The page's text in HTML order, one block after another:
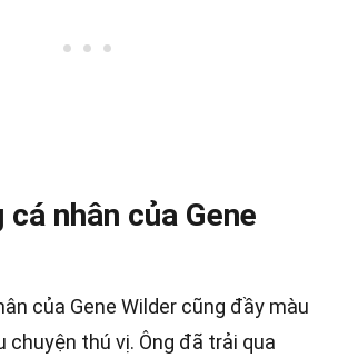
nhân của Gene
của Gene Wilder cũng đầy màu
chuyện thú vị. Ông đã trải qua